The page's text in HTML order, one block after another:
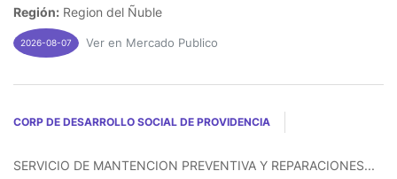
Región: Region del Ñuble
2026-08-07 Ver en Mercado Publico
CORP DE DESARROLLO SOCIAL DE PROVIDENCIA
SERVICIO DE MANTENCION PREVENTIVA Y REPARACIONES...